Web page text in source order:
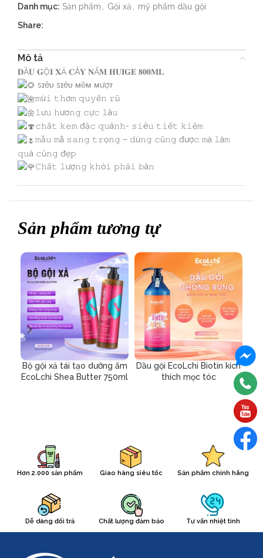
Danh mục: Sản phẩm Gội xả
mỹ phẩm dầu gội
Share:
Mô tả
𝐃Ầ𝐔 𝐆Ộ𝐈 𝐗Ả 𝐂Â𝐘 𝐍Ấ𝐌 𝐇𝐔𝐈𝐆𝐄 𝟖𝟎𝟎𝐌𝐋
sɪêᴜ sɪêᴜ ᴍềᴍ ᴍượᴛ
𝚖ù𝚒 𝚝𝚑ơ𝚖 𝚚𝚞𝚢ế𝚗 𝚛ũ
𝚕ư𝚞 𝚑ươ𝚗𝚐 𝚌ự𝚌 𝚕â𝚞
𝚌𝚑ấ𝚝 𝚔𝚎𝚖 đặ𝚌 𝚚𝚞á𝚗𝚑- 𝚜𝚒ê𝚞 𝚝𝚒ế𝚝 𝚔𝚒ệ𝚖
𝚖ẫ𝚞 𝚖ã 𝚜𝚊𝚗𝚐 𝚝𝚛ọ𝚗𝚐 – 𝚍ù𝚗𝚐 𝚌ũ𝚗𝚐 đượ𝚌 𝚖à 𝚕à𝚖
𝚚𝚞à 𝚌ũ𝚗𝚐 đẹ𝚙
𝙲𝚑ấ𝚝 𝚕ượ𝚗𝚐 𝚔𝚑ỏ𝚒 𝚙𝚑ả𝚒 𝚋à𝚗
Sản phẩm tương tự
Bộ gội xả tái tạo dưỡng ẩm
EcoLchi Shea Butter 750ml
Dầu gội EcoLchi Biotin kích
thích mọc tóc
Hơn 2.000 sản phẩm Giao hàng siêu tốc Sản phẩm chính hãng
Dễ dàng đổi trả Chất lượng đảm bảo Tư vấn nhiệt tình